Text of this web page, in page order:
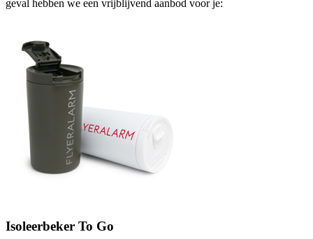
geval hebben we een vrijblijvend aanbod voor je:
Isoleerbeker To Go